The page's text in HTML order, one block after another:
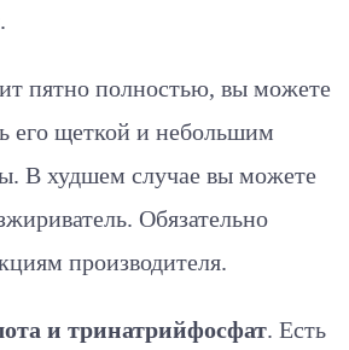
пятно полностью, вы можете
его щеткой и небольшим
В худшем случае вы можете
Обязательно
производителя.
и тринатрийфосфат. Есть